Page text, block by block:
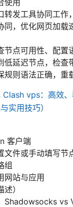
转发工具协同工作
同，优化网页加载
节点可用性、配置
低延迟节点，检查
规则语法正确，重
Clash vps：高效
实用技巧）
客户端
文件或手动填写节
组
网站与应用
）
Shadowsocks vs